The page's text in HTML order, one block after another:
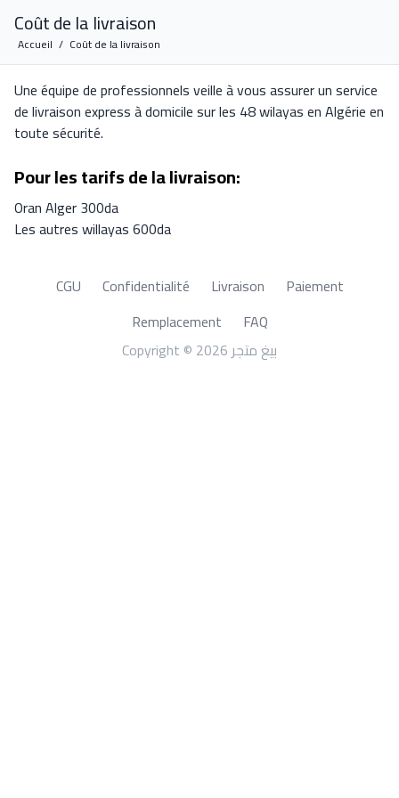
Coût de la livraison
Accueil / Coût de la livraison
Une équipe de professionnels veille à vous assurer un service
de livraison express à domicile sur les 48 wilayas en Algérie en
toute sécurité.
Pour les tarifs de la livraison:
Oran Alger 300da
Les autres willayas 600da
CGU Confidentialité Livraison
Paiement
Remplacement
FAQ
Copyright © 2026 بيغ متجر